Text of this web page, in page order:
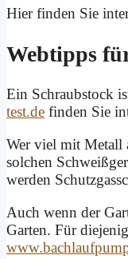
Hier finden Sie
Webtipps
Ein Schraubstock
test.de finden Sie
Wer viel mit Metall
solchen
werden
Auch wenn der
Garten. Für